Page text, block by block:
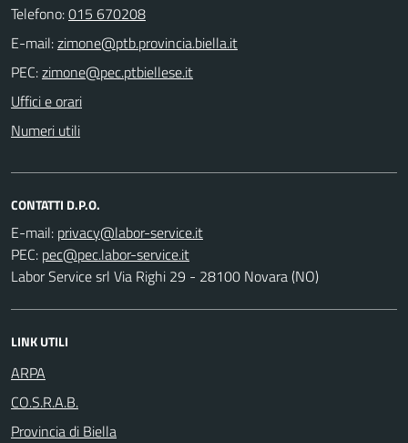
Telefono:015 670208
E-mail:
PEC:
Uffici e orari
Numeri utili
CONTATTI D.P.O.
E-mail:
PEC:
Labor Service srl Via Righi 29 - 28100 Novara (NO)
LINK UTILI
ARPA
CO.S.R.A.B.
Provincia di Biella